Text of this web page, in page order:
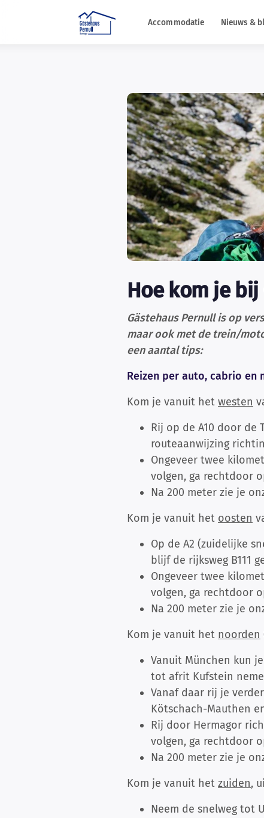
Accommodatie Nieuws &
Hoe kom je bij
Gästehaus Pernull is op
maar ook met de trein/
een aantal tips:
Reizen per auto, cabrio en
Kom je vanuit het westen
Rij op de A10 door de
routeaanwijzing
Ongeveer twee
volgen, ga rechtdoor
Na 200 meter zie je
Kom je vanuit het oosten
Op de A2 (zuidelijke
blijf de rijksweg B111
Ongeveer twee
volgen, ga rechtdoor
Na 200 meter zie je
Kom je vanuit het noorden
Vanuit München kun
tot afrit Kufstein
Vanaf daar rij je
Kötschach-Mauthen
Rij door Hermagor
volgen, ga rechtdoor
Na 200 meter zie je
Kom je vanuit het zuiden,
Neem de snelweg tot